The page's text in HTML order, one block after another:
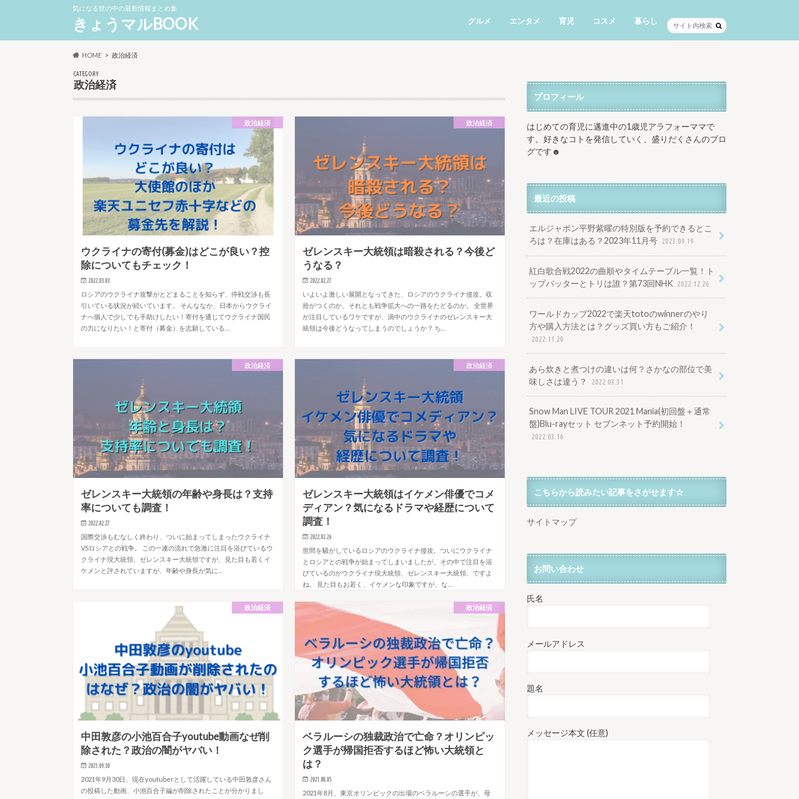
気になる世の中の最新情報まとめ集
きょうマルBOOK グルメ エンタメ 育児 コスメ 暮らし
HOME 政治経済
CATEGORY
政治経済
政治経済
ウクライナの寄付(募金)はどこが良い？控
除についてもチェック！
2022.03.03
ロシアのウクライナ攻撃がとどまることを知らず、停戦交渉も長
引いている状況が続いています。 そんななか、日本からウクライ
ナへ個人で少しでも手助けしたい！寄付を通じてウクライナ国民
の力になりたい！と寄付（募金）を志願している…
政治経済
ゼレンスキー大統領は暗殺される？今後ど
うなる？
2022.02.27
いよいよ激しい展開となってきた、ロシアのウクライナ侵攻。収
拾がつくのか、それとも戦争拡大への一路をたどるのか。 全世界
が注目しているワケですが、渦中のウクライナのゼレンスキー大
統領は今後どうなってしまうのでしょうか？ ち…
政治経済
ゼレンスキー大統領の年齢や身長は？支持
率についても調査！
2022.02.27
国際交渉もむなしく終わり、ついに始まってしまったウクライナ
VSロシアとの戦争。 この一連の流れで急激に注目を浴びているウ
クライナ現大統領、ゼレンスキー大統領ですが、見た目も若くイ
ケメンと評されていますが、年齢や身長が気に…
政治経済
ゼレンスキー大統領はイケメン俳優でコメ
ディアン？気になるドラマや経歴について
調査！
2022.02.26
世間を騒がしているロシアのウクライナ侵攻。ついにウクライナ
とロシアとの戦争が始まってしまいましたが、その中で注目を浴
びているのがウクライナ現大統領、ゼレンスキー大統領、ですよ
ね。 見た目もお若く、イケメンな印象ですが、な…
政治経済
中田敦彦の小池百合子youtube動画なぜ削
除された？政治の闇がヤバい！
2021.09.30
2021年9月30日、現在youtuberとして活躍している中田敦彦さん
の投稿した動画、小池百合子編が削除されたことが分かりまし
政治経済
ベラルーシの独裁政治で亡命？オリンピッ
ク選手が帰国拒否するほど怖い大統領と
は？
2021.08.05
2021年8月、東京オリンピックの出場のベラルーシの選手が、母
プロフィール
はじめての育児に邁進中の1歳児アラフォーママで
す。好きなコトを発信していく、盛りだくさんのブロ
グです☻
最近の投稿
エルジャポン平野紫曜の特別版を予約できるとこ
ろは？在庫はある？2023年11月号 2023.09.19
紅白歌合戦2022の曲順やタイムテーブル一覧！ト
ップバッターとトリは誰？第73回NHK 2022.12.26
ワールドカップ2022で楽天totoのwinnerのやり
方や購入方法とは？グッズ買い方もご紹介！
2022.11.20
あら炊きと煮つけの違いは何？さかなの部位で美
味しさは違う？
2022.03.31
Snow Man LIVE TOUR 2021 Mania(初回盤＋通常
盤)Blu-rayセット セブンネット予約開始！
2022.03.16
こちらから読みたい記事をさがせます☆
サイトマップ
お問い合わせ
氏名
メールアドレス
題名
メッセージ本文 (任意)